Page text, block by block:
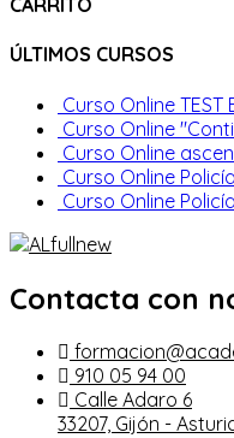
CARRITO
ÚLTIMOS CURSOS
Curso Online TEST
Curso Online
Curso Online
Curso Online
Curso Online
Contacta con
910 05 94 00
Calle Adaro 6
33207, Gijón -